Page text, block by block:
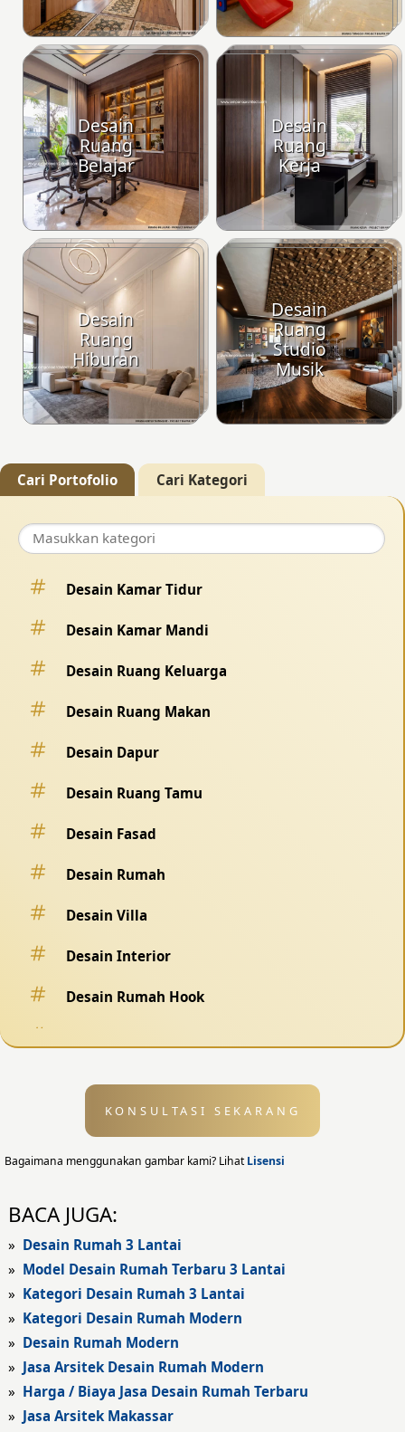
Desain
Ruang
Belajar
Desain
Ruang
Kerja
Desain
Ruang
Hiburan
Desain
Ruang
Studio
Musik
Cari Portofolio Cari Kategori
Desain Kamar Tidur
Desain Kamar Mandi
Desain Ruang Keluarga
Desain Ruang Makan
Desain Dapur
Desain Ruang Tamu
Desain Fasad
Desain Rumah
Desain Villa
Desain Interior
Desain Rumah Hook
Desain Eksterior
Desain Eksterior Rumah
Desain Rumah Modern
Fasad Rumah Modern
Fasad Kantor
Fasad Hotel
KONSULTASI SEKARANG
Bagaimana menggunakan gambar kami? LihatLisensi
BACA JUGA:
» Desain Rumah 3 Lantai
» Model Desain Rumah Terbaru 3 Lantai
» Kategori Desain Rumah 3 Lantai
» Kategori Desain Rumah Modern
» Desain Rumah Modern
» Jasa Arsitek Desain Rumah Modern
» Harga / Biaya Jasa Desain Rumah Terbaru
» Jasa Arsitek Makassar